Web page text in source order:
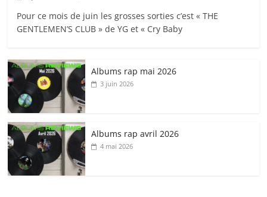
Pour ce mois de juin les grosses sorties c’est « THE
GENTLEMEN’S CLUB » de YG et « Cry Baby
Albums rap mai 2026
3 juin 2026
Albums rap avril 2026
4 mai 2026